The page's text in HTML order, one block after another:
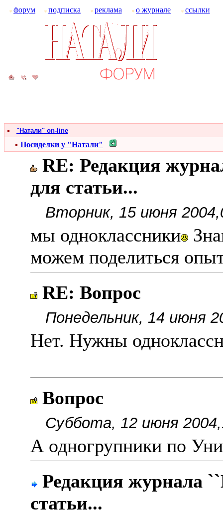
форум подписка реклама о журнале ссылки
"Натали" on-line
Посиделки у "Натали"
RE: Редакция
для статьи...
Вторник, 15 июня
мы одноклассники
можем поделиться
RE: Вопрос
Понедельник, 14 июня
Нет. Нужны
Вопрос
Суббота, 12 июня
А одногрупники по
Редакция журнала
статьи...